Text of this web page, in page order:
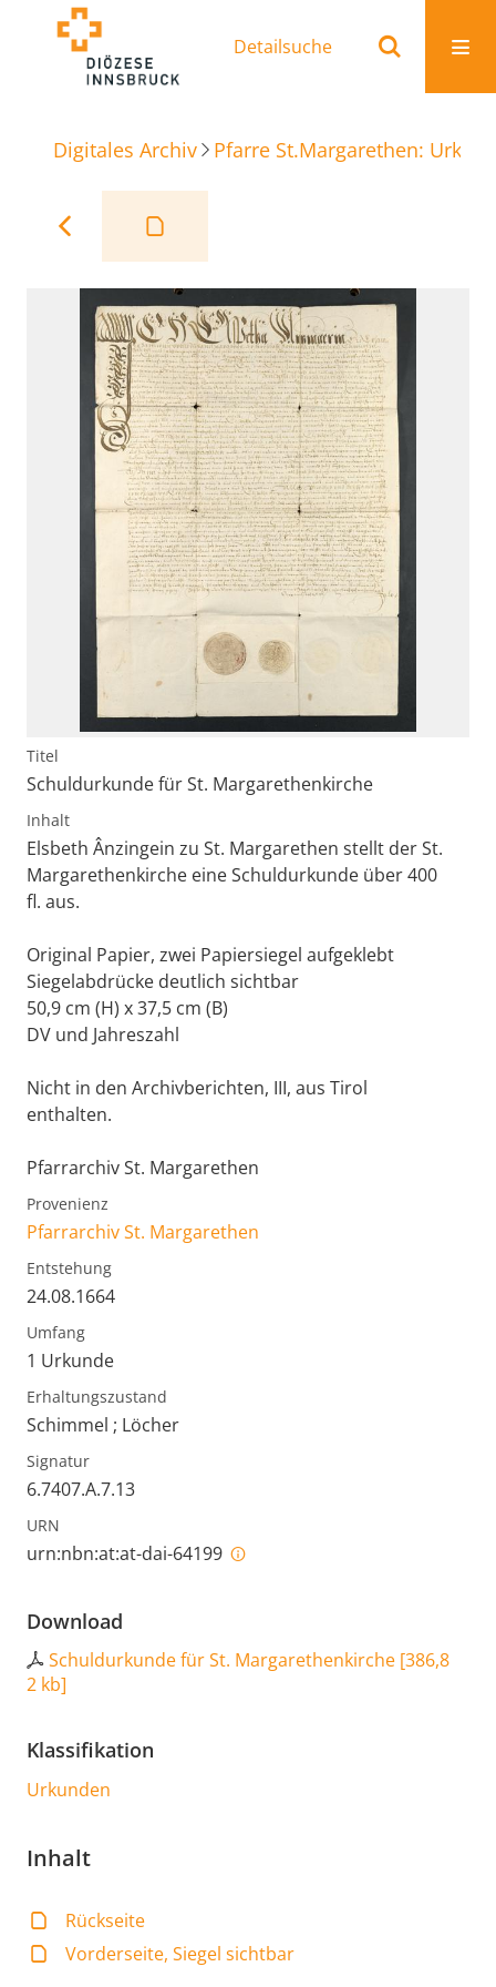
Detailsuche
Digitales Archiv Pfarre St.Margarethen:
Titel
Schuldurkunde für St. Margarethenkirche
Inhalt
Elsbeth Ânzingein zu St. Margarethen stellt der St.
Margarethenkirche eine Schuldurkunde über 400
fl. aus.
Original Papier, zwei Papiersiegel aufgeklebt
Siegelabdrücke deutlich sichtbar
50,9 cm (H) x 37,5 cm (B)
DV und Jahreszahl
Nicht in den Archivberichten, III, aus Tirol
enthalten.
Pfarrarchiv St. Margarethen
Provenienz
Pfarrarchiv St. Margarethen
Entstehung
24.08.1664
Umfang
1 Urkunde
Erhaltungszustand
Schimmel ; Löcher
Signatur
6.7407.A.7.13
URN
urn:nbn:at:at-dai-64199
Download
Schuldurkunde für St. Margarethenkirche [386,8
2 kb]
Klassifikation
Urkunden
Inhalt
Rückseite
Vorderseite, Siegel sichtbar